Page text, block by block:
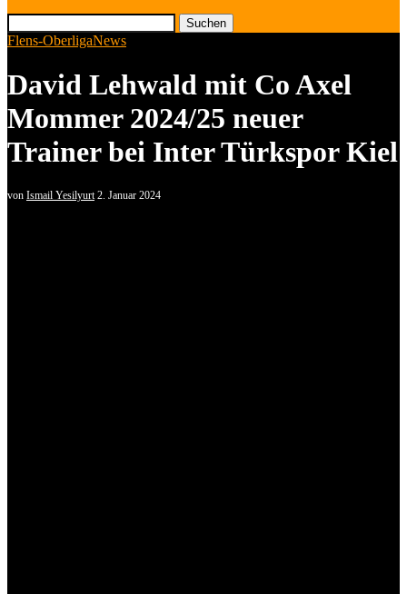
Suchen
Flens-OberligaNews
David Lehwald mit Co Axel
Mommer 2024/25 neuer
Trainer bei Inter Türkspor Kiel
von Ismail Yesilyurt 2. Januar 2024